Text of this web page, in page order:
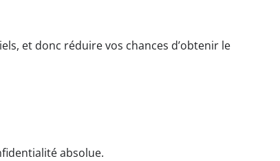
et donc réduire vos chances d’obtenir le
absolue.